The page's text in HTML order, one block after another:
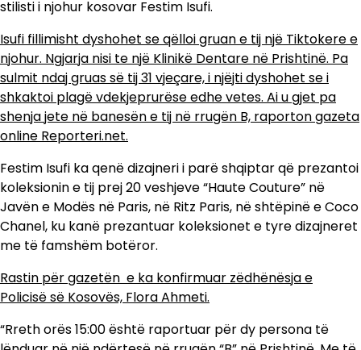
stilisti i njohur kosovar Festim Isufi.
Isufi fillimisht dyshohet se qëlloi gruan e tij një Tiktokere e
njohur. Ngjarja nisi te një Klinikë Dentare në Prishtinë. Pa
sulmit ndaj gruas së tij 31 vjeçare, i njëjti dyshohet se i
shkaktoi plagë vdekjeprurëse edhe vetes. Ai u gjet pa
shenja jete në banesën e tij në rrugën B, raporton gazeta
online Reporteri.net.
Festim Isufi ka qenë dizajneri i parë shqiptar që prezantoi
koleksionin e tij prej 20 veshjeve “Haute Couture” në
Javën e Modës në Paris, në Ritz Paris, në shtëpinë e Coco
Chanel, ku kanë prezantuar koleksionet e tyre dizajneret
me të famshëm botëror.
Rastin për gazetën e ka konfirmuar zëdhënësja e
Policisë së Kosovës, Flora Ahmeti.
“Rreth orës 15:00 është raportuar për dy persona të